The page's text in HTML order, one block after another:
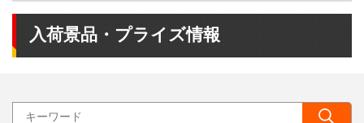
入荷景品・プライズ情報